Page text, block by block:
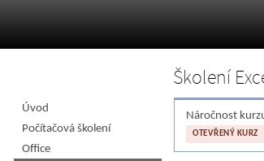
Školení
Náročnost
OTEVŘENÝ KURZ
Úvod
Počítačová školení
Office